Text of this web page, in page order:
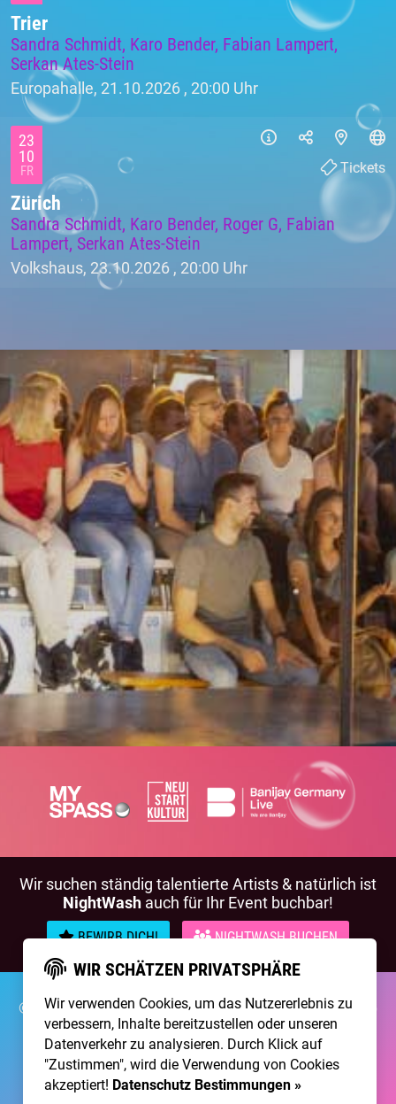
Trier
Sandra Schmidt, Karo Bender, Fabian Lampert,
Serkan Ates-Stein
Europahalle, 21.10.2026 , 20:00 Uhr
23
10
FR
Zürich
Sandra Schmidt, Karo Bender, Roger G, Fabian
Lampert, Serkan Ates-Stein
Volkshaus, 23.10.2026 , 20:00 Uhr
Tickets
Wir suchen ständig talentierte Artists & natürlich ist
NightWash auch für Ihr Event buchbar!
BEWIRB DICH! NIGHTWASH BUCHEN
©2026 Brainpool LiveÜber UnsKontaktMembership
ImpressumDatenschutz
Erstellt mit von300 Design
Betrieben mit Care CMSand grüner IT
WIR SCHÄTZEN PRIVATSPHÄRE
Wir verwenden Cookies, um das Nutzererlebnis zu
verbessern, Inhalte bereitzustellen oder unseren
Datenverkehr zu analysieren. Durch Klick auf
"Zustimmen", wird die Verwendung von Cookies
akzeptiert! Datenschutz Bestimmungen »